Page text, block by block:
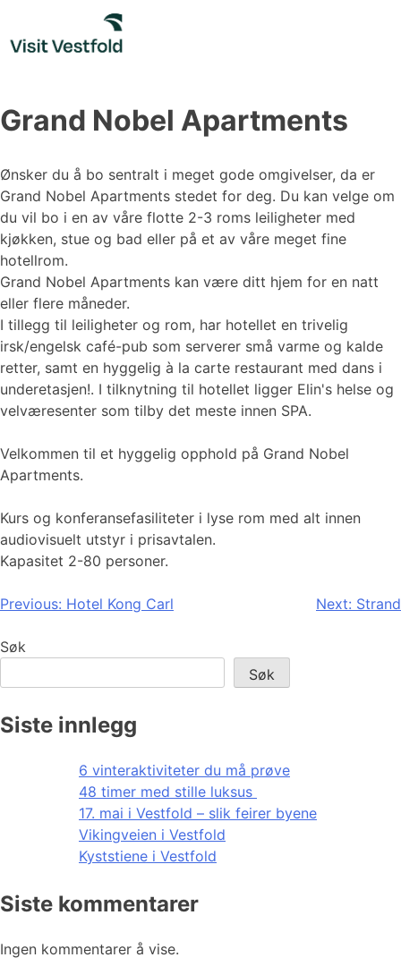
content
Grand Nobel Apartments
Ønsker du å bo sentralt i meget gode omgivelser, da er
Grand Nobel Apartments stedet for deg. Du kan velge om
du vil bo i en av våre flotte 2-3 roms leiligheter med
kjøkken, stue og bad eller på et av våre meget fine
hotellrom.
Grand Nobel Apartments kan være ditt hjem for en natt
eller flere måneder.
I tillegg til leiligheter og rom, har hotellet en trivelig
irsk/engelsk café-pub som serverer små varme og kalde
retter, samt en hyggelig à la carte restaurant med dans i
underetasjen!. I tilknytning til hotellet ligger Elin's helse og
velværesenter som tilby det meste innen SPA.
Velkommen til et hyggelig opphold på Grand Nobel
Apartments.
Kurs og konferansefasiliteter i lyse rom med alt innen
audiovisuelt utstyr i prisavtalen.
Kapasitet 2-80 personer.
Innleggsnavigasjon
Previous: Hotel Kong Carl Next: Strand
Søk
Søk
Siste innlegg
6 vinteraktiviteter du må prøve
48 timer med stille luksus
17. mai i Vestfold – slik feirer byene
Vikingveien i Vestfold
Kyststiene i Vestfold
Siste kommentarer
Ingen kommentarer å vise.